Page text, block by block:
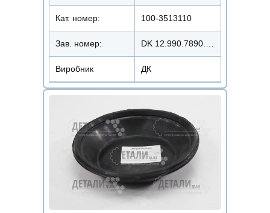
Кат. номер: 100-3513110
Зав. номер:
Виробник ДК